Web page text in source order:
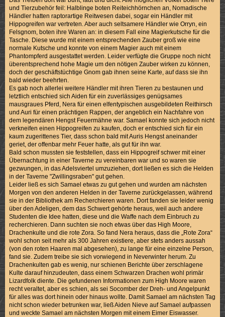
und Tierzubehör feil: Halblinge boten Reiteichhörnchen an, Nomadische
Händler hatten raptorartige Reitwesen dabei, sogar ein Händler mit
Hippogreifen war vertreten. Aber auch seltsamere Händler wie Orryn, ein
Felsgnom, boten ihre Waren an: in diesem Fall eine Magierkutsche für die
Tasche. Diese wurde mit einem entsprechenden Zauber groß wie eine
normale Kutsche und konnte von einem Magier auch mit einem
Phantompferd ausgestattet werden. Leider verfügte die Gruppe noch nicht
überentsprechend hohe Magie um den nötigen Zauber wirken zu können,
doch der geschäftstüchtige Gnom gab ihnen seine Karte, auf dass sie ihn
bald wieder beehrten.
Es gab noch allerlei weitere Händler mit ihren Tieren zu bestaunen und
letztlich entschied sich Aiden für ein zuverlässiges genügsames
mausgraues Pferd, Nera für einen elfentypischen ausgebildeten Reithirsch
und Auri für einen prächtigen Rappen, der angeblich ein Nachfahre von
dem legendären Hengst Feuermähne war. Samael konnte sich jedoch nicht
verkneifen einen Hippogreifen zu kaufen, doch er entschied sich für ein
kaum zugerittenes Tier, dass schon bald mit Auris Hengst aneinander
geriet, der offenbar mehr Feuer hatte, als gut für ihn war.
Bald schon mussten sie feststellen, dass ein Hippogreif schwer mit einer
Übernachtung in einer Taverne zu vereinbaren war und so waren sie
gezwungen, in das Adelsviertel umzuziehen, dort ließen es sich die Helden
in der Taverne "Zwillingsraben" gut gehen.
Leider ließ es sich Samael etwas zu gut gehen und wurden am nächsten
Morgen von den anderen Helden in der Taverne zurückgelassen, während
sie in der Bibliothek am Recherchieren waren. Dort fanden sie leider wenig
über den Adeligen, dem das Schwert gehörte heraus, weil auch andere
Studenten die Idee hatten, diese und die Waffe nach dem Einbruch zu
recherchieren. Dann suchten sie noch etwas über das High Moore,
Drachenkulte und die rote Zora. So fand Nera heraus, dass die „Rote Zora“
wohl schon seit mehr als 300 Jahren existiere, aber stets anders aussah
(von den roten Haaren mal abgesehen), zu lange für eine einzelne Person,
fand sie. Zudem treibe sie sich vorwiegend in Neverwinter herum. Zu
Drachenkulten gab es wenig, nur schienen Berichte über zerschlagene
Kulte darauf hinzudeuten, dass einem Schwarzen Drachen wohl primär
Lizardfolk diente. Die gefundenen Informationen zum High Moore waren
recht veraltet, aber es schien, als sei Socomber der Dreh- und Angelpunkt
für alles was dort hinein oder hinaus wollte. Damit Samael am nächsten Tag
nicht schon wieder betrunken war, ließ Aiden Nieve auf Samael aufpassen
und weckte Samael am nächsten Morgen mit einem Eimer Eiswasser.